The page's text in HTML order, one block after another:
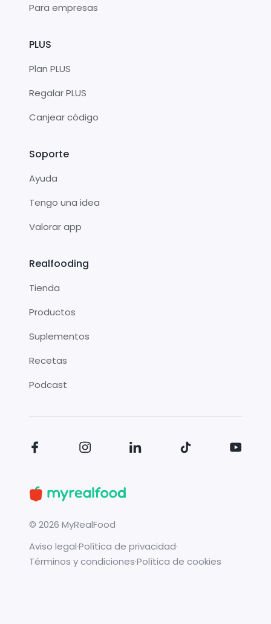
Para empresas
PLUS
Plan PLUS
Regalar PLUS
Canjear código
Soporte
Ayuda
Tengo una idea
Valorar app
Realfooding
Tienda
Productos
Suplementos
Recetas
Podcast
© 2026 MyRealFood
Aviso legal·Política de privacidad·
Términos y condiciones·Política de cookies